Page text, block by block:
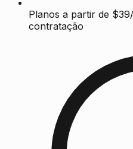
Planos a partir de
contratação